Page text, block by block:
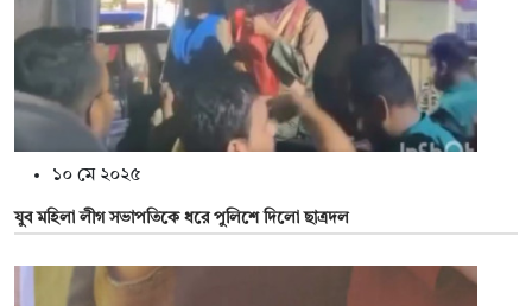
১০ মে ২০২৫
যুব মহিলা লীগ সভাপতিকে ধরে পুলিশে দিলো ছাত্রদল